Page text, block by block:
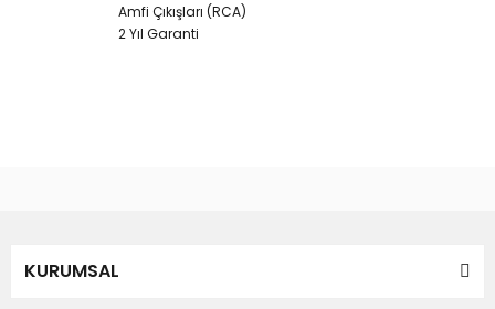
Amfi Çıkışları (RCA)
2 Yıl Garanti
Ürün resmi kalitesiz, bozuk veya görüntülenemiyor.
KURUMSAL